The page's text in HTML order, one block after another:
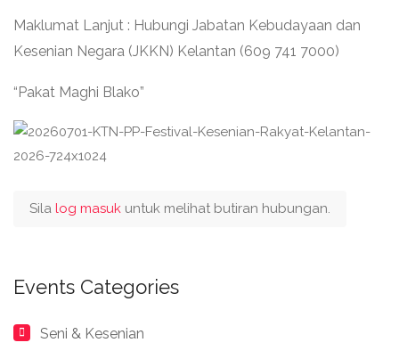
Maklumat Lanjut : Hubungi Jabatan Kebudayaan dan
Kesenian Negara (JKKN) Kelantan (609 741 7000)
“Pakat Maghi Blako”
Sila log masuk untuk melihat butiran hubungan.
Events Categories
Seni & Kesenian